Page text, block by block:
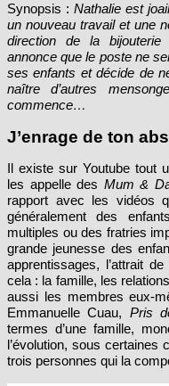
Synopsis : Nathalie est
un nouveau travail et une
direction de la bijouterie
annonce que le poste ne
ses enfants et décide de
naître d’autres
commence…
J’enrage de ton
Il existe sur Youtube tout
les appelle des Mum &
rapport avec les vidéos
généralement des
multiples ou des fratries
grande jeunesse des
apprentissages, l’attrait
cela : la famille, les
aussi les membres eux-
Emmanuelle Cuau, Pris
termes d’une famille,
l’évolution, sous certaines
trois personnes qui la